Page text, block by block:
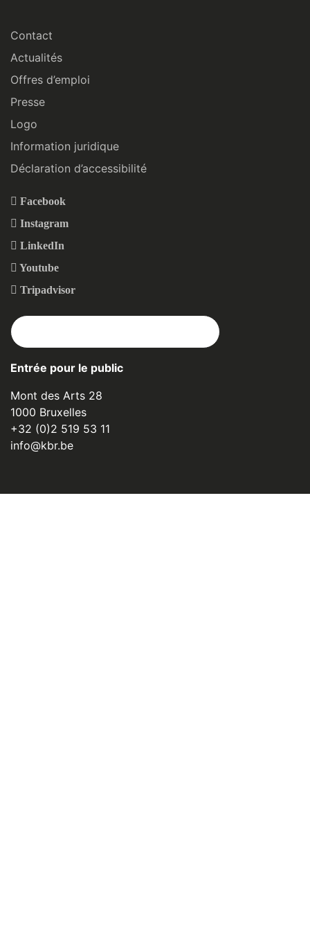
Contact
Actualités
Offres d’emploi
Presse
Logo
Information juridique
Déclaration d’accessibilité
Facebook
Instagram
LinkedIn
Youtube
Tripadvisor
Entrée pour le public
Mont des Arts 28
1000 Bruxelles
+32 (0)2 519 53 11
info@kbr.be